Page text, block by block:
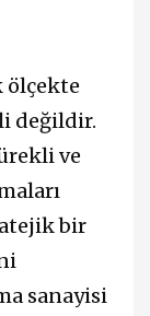
ölçekte
değildir.
ve
bir
sanayisi